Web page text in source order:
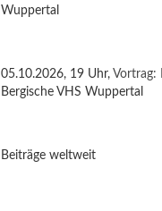
Wuppertal
05.10.2026, 19 Uhr, Vortrag:
Bergische VHS Wuppertal
Beiträge weltweit